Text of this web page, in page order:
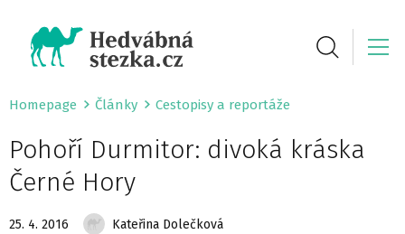
Homepage Články Cestopisy a reportáže
Pohoří Durmitor: divoká kráska
Černé Hory
25. 4. 2016 Kateřina Dolečková